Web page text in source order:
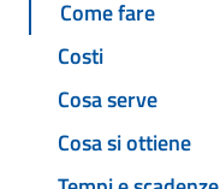
Come fare
Costi
Cosa serve
Cosa si ottiene